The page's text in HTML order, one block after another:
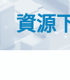
深度流量透析與
GenieATM FLB
提升資源利用率
AI 驅動網路安
提供智能流量檢
流量數據關聯
內容中心
最新消息
投資人專區
資源